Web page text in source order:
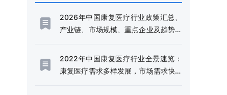
2026年中国康复医疗行业政策汇总、
产业链、市场规模、重点企业及趋势研
复医疗市场规模增至1442亿元[图]
2022年中国康复医疗行业全景速览：
康复医疗需求多样发展，市场需求快速